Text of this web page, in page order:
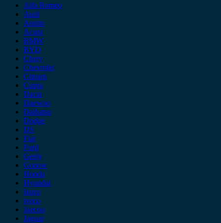
Alfa Romeo
Audi
Austin
Acura
BMW
BYD
Chery
Chevrolet
Citroen
Cupra
Dacia
Daewoo
Daihatsu
Dodge
DS
Fiat
Ford
Geely
Gonow
Honda
Hyundai
Isuzu
iveco
Jaecoo
Jaguar